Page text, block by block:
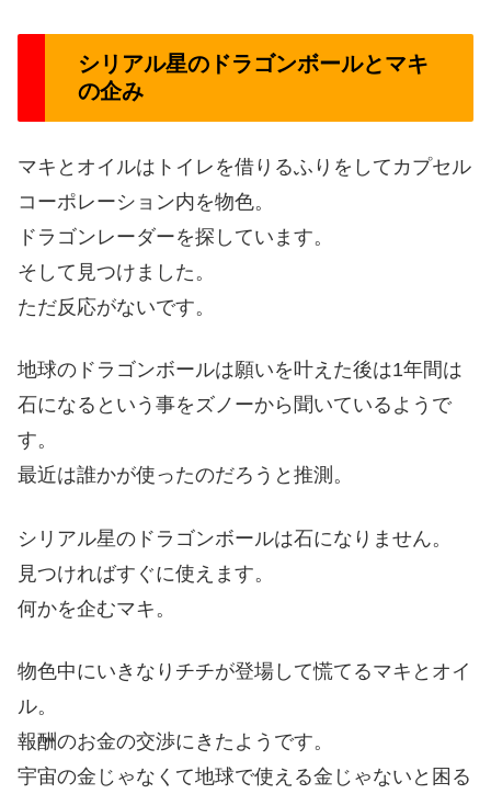
シリアル星のドラゴンボールとマキ
の企み
マキとオイルはトイレを借りるふりをしてカプセル
コーポレーション内を物色。
ドラゴンレーダーを探しています。
そして見つけました。
ただ反応がないです。
地球のドラゴンボールは願いを叶えた後は1年間は
石になるという事をズノーから聞いているようで
す。
最近は誰かが使ったのだろうと推測。
シリアル星のドラゴンボールは石になりません。
見つければすぐに使えます。
何かを企むマキ。
物色中にいきなりチチが登場して慌てるマキとオイ
ル。
報酬のお金の交渉にきたようです。
宇宙の金じゃなくて地球で使える金じゃないと困る